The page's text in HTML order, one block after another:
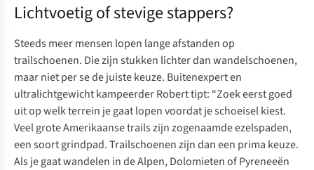
Lichtvoetig of stevige stappers?
Steeds meer mensen lopen lange afstanden op
trailschoenen. Die zijn stukken lichter dan wandelschoenen,
maar niet per se de juiste keuze. Buitenexpert en
ultralichtgewicht kampeerder Robert tipt: “Zoek eerst goed
uit op welk terrein je gaat lopen voordat je schoeisel kiest.
Veel grote Amerikaanse trails zijn zogenaamde ezelspaden,
een soort grindpad. Trailschoenen zijn dan een prima keuze.
Als je gaat wandelen in de Alpen, Dolomieten of Pyreneeën